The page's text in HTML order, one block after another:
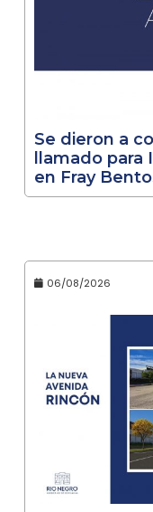
Se dieron a
llamado para
en Fray
06/08/2026